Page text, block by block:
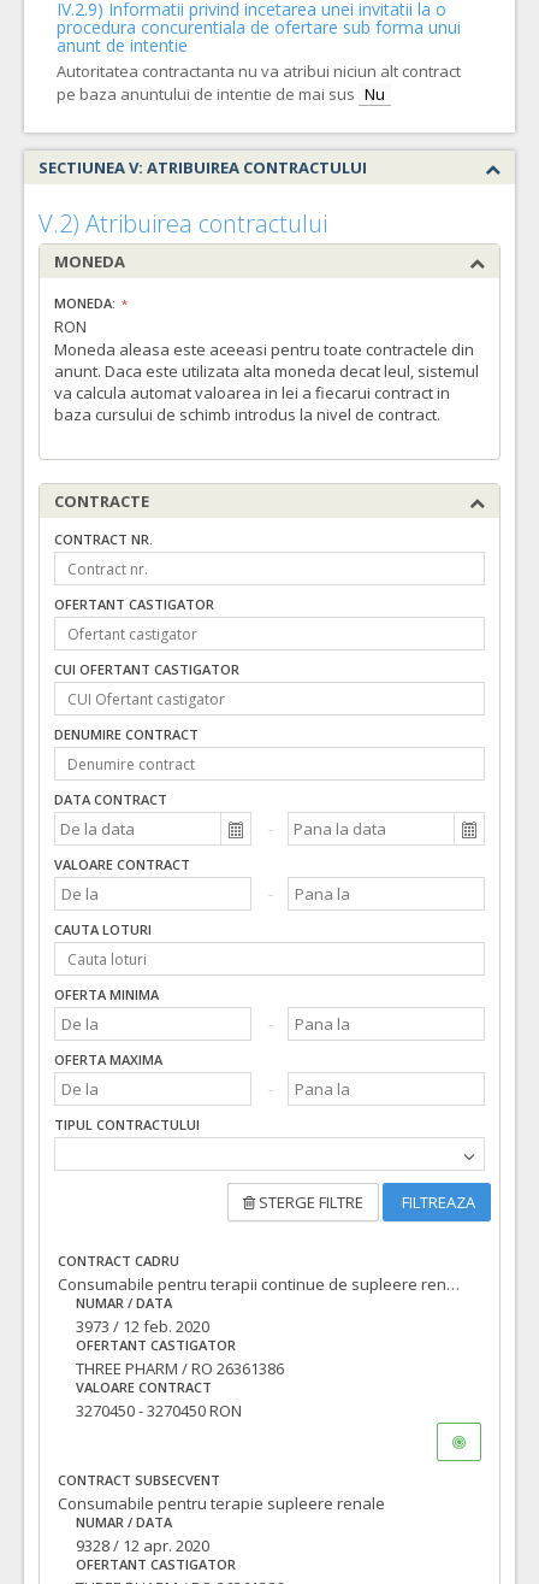
IV.2.9) Informatii privind incetarea unei invitatii la o
procedura concurentiala de ofertare sub forma unui
anunt de intentie
Autoritatea contractanta nu va atribui niciun alt contract
pe baza anuntului de intentie de mai sus Nu
SECTIUNEA V: ATRIBUIREA CONTRACTULUI
V.2) Atribuirea contractului
MONEDA
MONEDA:
RON
Moneda aleasa este aceeasi pentru toate contractele din
anunt. Daca este utilizata alta moneda decat leul, sistemul
va calcula automat valoarea in lei a fiecarui contract in
baza cursului de schimb introdus la nivel de contract.
CONTRACTE
CONTRACT NR.
OFERTANT CASTIGATOR
CUI OFERTANT CASTIGATOR
DENUMIRE CONTRACT
DATA CONTRACT
VALOARE CONTRACT
CAUTA LOTURI
OFERTA MINIMA
OFERTA MAXIMA
TIPUL CONTRACTULUI
STERGE FILTRE FILTREAZA
CONTRACT CADRU
Consumabile pentru terapii continue de supleere renala cu punere la dispoziţie, cu titlu gratuit, a unui aparat pentru terapii continue de supleere renala
NUMAR / DATA
3973 / 12 feb. 2020
OFERTANT CASTIGATOR
THREE PHARM / RO 26361386
VALOARE CONTRACT
3270450 - 3270450 RON
CONTRACT SUBSECVENT
Consumabile pentru terapie supleere renale
NUMAR / DATA
9328 / 12 apr. 2020
OFERTANT CASTIGATOR